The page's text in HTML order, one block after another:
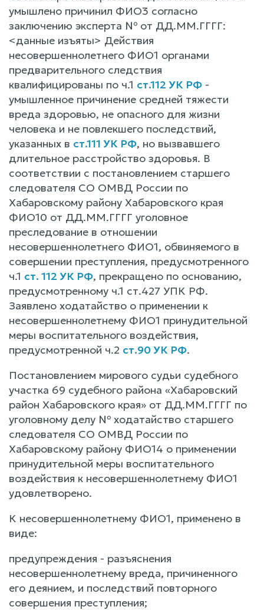
умышлено причинил ФИО3 согласно
заключению эксперта № от ДД.ММ.ГГГГ:
<данные изъяты> Действия
несовершеннолетнего ФИО1 органами
предварительного следствия
квалифицированы по ч.1 ст.112 УК РФ -
умышленное причинение средней тяжести
вреда здоровью, не опасного для жизни
человека и не повлекшего последствий,
указанных в ст.111 УК РФ, но вызвавшего
длительное расстройство здоровья. В
соответствии с постановлением старшего
следователя СО ОМВД России по
Хабаровскому району Хабаровского края
ФИО10 от ДД.ММ.ГГГГ уголовное
преследование в отношении
несовершеннолетнего ФИО1, обвиняемого в
совершении преступления, предусмотренного
ч.1 ст. 112 УК РФ, прекращено по основанию,
предусмотренному ч.1 ст.427 УПК РФ.
Заявлено ходатайство о применении к
несовершеннолетнему ФИО1 принудительной
меры воспитательного воздействия,
предусмотренной ч.2 ст.90 УК РФ.
Постановлением мирового судьи судебного
участка 69 судебного района «Хабаровский
район Хабаровского края» от ДД.ММ.ГГГГ по
уголовному делу № ходатайство старшего
следователя СО ОМВД России по
Хабаровскому району ФИО14 о применении
принудительной меры воспитательного
воздействия к несовершеннолетнему ФИО1
удовлетворено.
К несовершеннолетнему ФИО1, применено в
виде:
предупреждения - разъяснения
несовершеннолетнему вреда, причиненного
его деянием, и последствий повторного
совершения преступления;